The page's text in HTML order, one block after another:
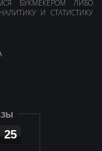
БУКМЕКЕРОМ ЛИБО
И СТАТИСТИКУ
25